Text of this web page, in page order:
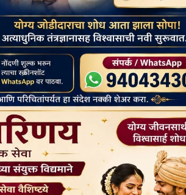
विदेश
श्रीलंका में डॉ. बाबासाहेब अंबेडकर भवन
बनाया जाएगा
May 20, 2026